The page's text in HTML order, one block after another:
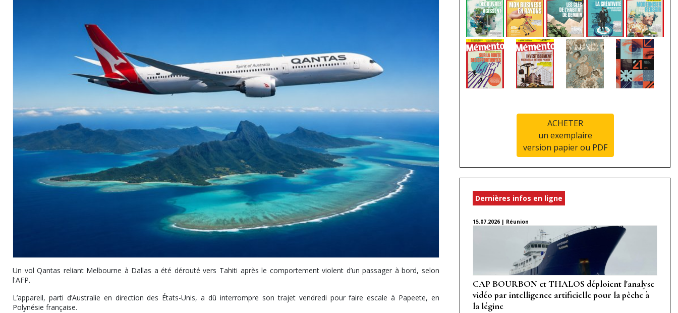
Un vol Qantas reliant Melbourne à Dallas a été dérouté vers Tahiti après le comportement violent d’un passager à bord, selon
l'AFP.
L’appareil, parti d’Australie en direction des États-Unis, a dû interrompre son trajet vendredi pour faire escale à Papeete, en
Polynésie française.
ACHETER
un exemplaire
version papier ou PDF
Dernières infos en ligne
15.07.2026 | Réunion
CAP BOURBON et THALOS déploient l'analyse
vidéo par intelligence artificielle pour la pêche à
la légine